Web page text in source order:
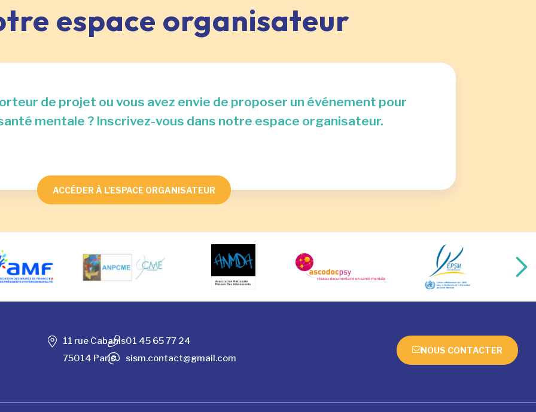
espace organisateur
de projet ou vous avez envie de proposer un événement pour
mentale ? Inscrivez-vous dans notre espace organisateur.
ACCÉDER À L'ESPACE ORGANISATEUR
11 rue Cabanis
75014 Paris
01 45 65 77 24
sism.contact@gmail.com
NOUS CONTACTER